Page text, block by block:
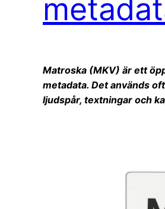
Matroska (MKV) är ett
metadata. Det används
ljudspår, textningar och